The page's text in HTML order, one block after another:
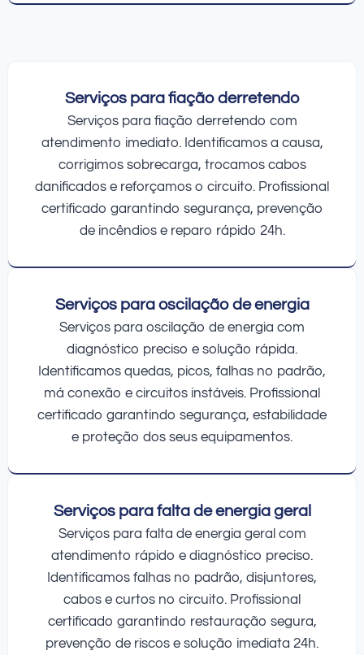
Serviços para fiação derretendo
Serviços para fiação derretendo com
atendimento imediato. Identificamos a causa,
corrigimos sobrecarga, trocamos cabos
danificados e reforçamos o circuito. Profissional
certificado garantindo segurança, prevenção
de incêndios e reparo rápido 24h.
Serviços para oscilação de energia
Serviços para oscilação de energia com
diagnóstico preciso e solução rápida.
Identificamos quedas, picos, falhas no padrão,
má conexão e circuitos instáveis. Profissional
certificado garantindo segurança, estabilidade
e proteção dos seus equipamentos.
Serviços para falta de energia geral
Serviços para falta de energia geral com
atendimento rápido e diagnóstico preciso.
Identificamos falhas no padrão, disjuntores,
cabos e curtos no circuito. Profissional
certificado garantindo restauração segura,
prevenção de riscos e solução imediata 24h.